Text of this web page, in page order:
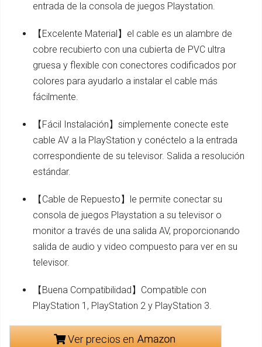
entrada de la consola de juegos Playstation.
【Excelente Material】el cable es un alambre de
cobre recubierto con una cubierta de PVC ultra
gruesa y flexible con conectores codificados por
colores para ayudarlo a instalar el cable más
fácilmente.
【Fácil Instalación】simplemente conecte este
cable AV a la PlayStation y conéctelo a la entrada
correspondiente de su televisor. Salida a resolución
estándar.
【Cable de Repuesto】le permite conectar su
consola de juegos Playstation a su televisor o
monitor a través de una salida AV, proporcionando
salida de audio y video compuesto para ver en su
televisor.
【Buena Compatibilidad】Compatible con
PlayStation 1, PlayStation 2 y PlayStation 3.
Ver precios en